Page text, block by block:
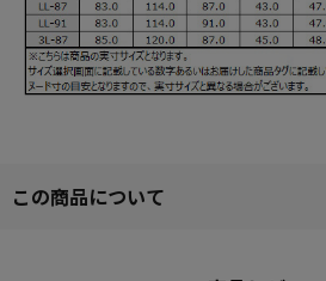
この商品について